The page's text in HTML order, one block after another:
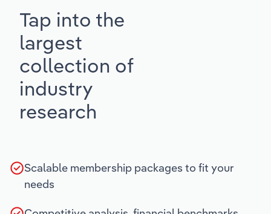
Tap into the
largest
collection of
industry
research
Scalable membership packages to fit your
needs